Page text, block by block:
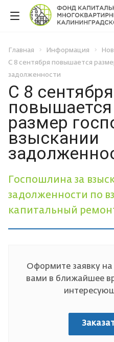
Главная Информация
С 8 сентября повышается
задолженности
С 8 сентября
повышается
размер
взыскании
Госпошлина за
задолженности по
капитальный
Оформите заявку
вами в ближайшее